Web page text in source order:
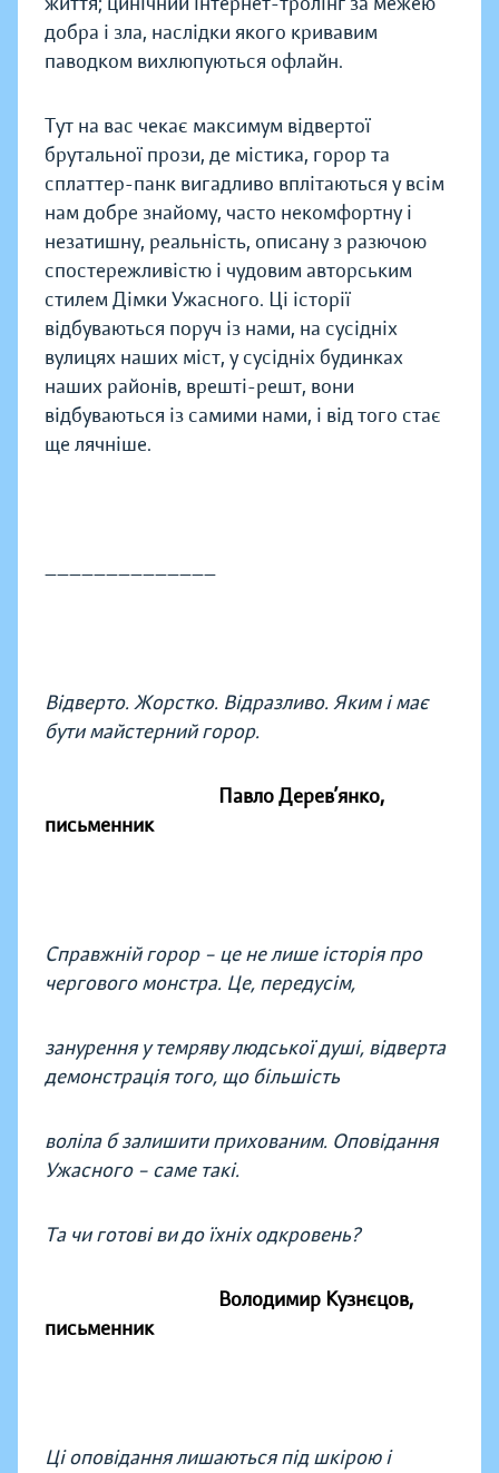
добра і зла, наслідки якого кривавим
паводком вихлюпуються офлайн.
Тут на вас чекає максимум відвертої
брутальної прози, де містика, горор та
сплаттер-панк вигадливо вплітаються у всім
нам добре знайому, часто некомфортну і
незатишну, реальність, описану з разючою
спостережливістю і чудовим авторським
стилем Дімки Ужасного. Ці історії
відбуваються поруч із нами, на сусідніх
вулицях наших міст, у сусідніх будинках
наших районів, врешті-решт, вони
відбуваються із самими нами, і від того стає
ще лячніше.
——————————————
Відверто. Жорстко. Відразливо. Яким і має
бути майстерний горор.
Павло Дерев’янко,
письменник
Справжній горор – це не лише історія про
чергового монстра. Це, передусім,
занурення у темряву людської душі, відверта
демонстрація того, що більшість
воліла б залишити прихованим. Оповідання
Ужасного – саме такі.
Та чи готові ви до їхніх одкровень?
Володимир Кузнєцов,
письменник
Ці оповідання лишаються під шкірою і